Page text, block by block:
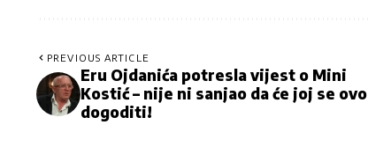
PREVIOUS ARTICLE
Eru Ojdanića potresla vijest o Mini
Kostić – nije ni sanjao da će joj se ovo
dogoditi!